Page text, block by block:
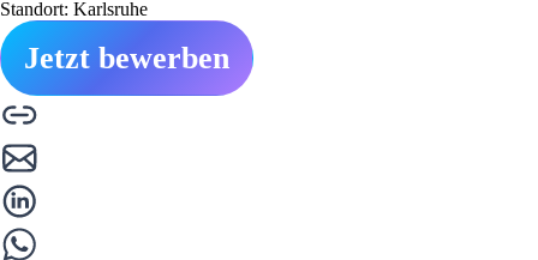
Standort: Karlsruhe
Jetzt bewerben